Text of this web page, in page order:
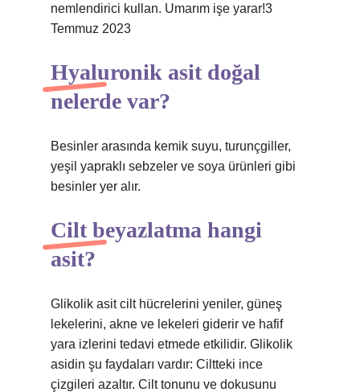
nemlendirici kullan. Umarım işe yarar!3
Temmuz 2023
Hyaluronik asit doğal
nelerde var?
Besinler arasında kemik suyu, turunçgiller,
yeşil yapraklı sebzeler ve soya ürünleri gibi
besinler yer alır.
Cilt beyazlatma hangi
asit?
Glikolik asit cilt hücrelerini yeniler, güneş
lekelerini, akne ve lekeleri giderir ve hafif
yara izlerini tedavi etmede etkilidir. Glikolik
asidin şu faydaları vardır: Ciltteki ince
çizgileri azaltır. Cilt tonunu ve dokusunu